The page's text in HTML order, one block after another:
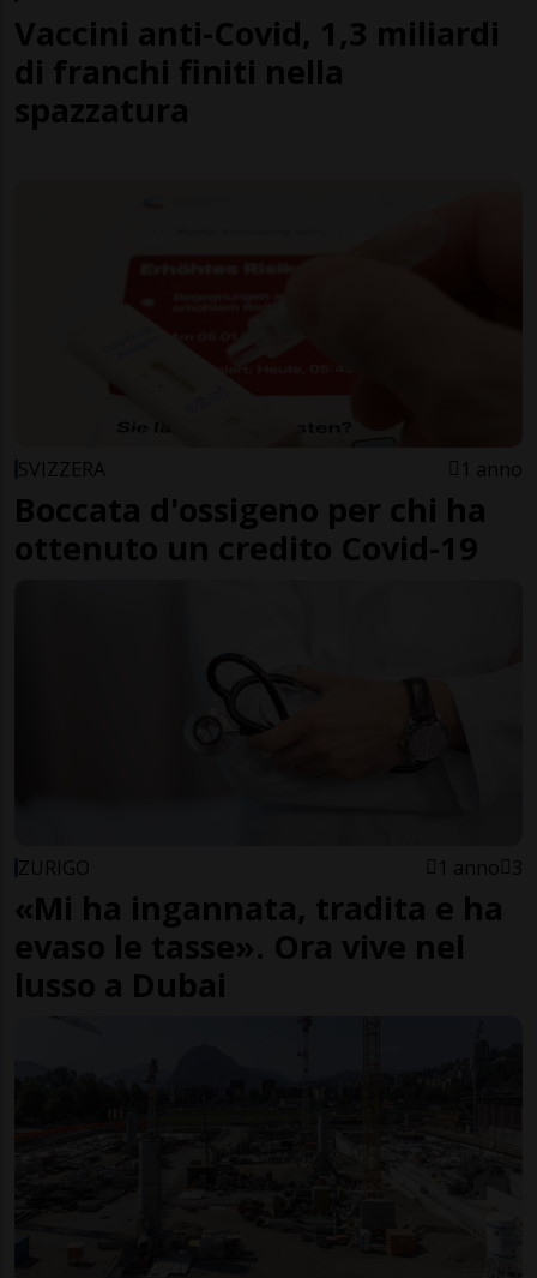
Vaccini anti-Covid, 1,3 miliardi
di franchi finiti nella
spazzatura
SVIZZERA 1 anno
Boccata d'ossigeno per chi ha
ottenuto un credito Covid-19
ZURIGO 1 anno 3
«Mi ha ingannata, tradita e ha
evaso le tasse». Ora vive nel
lusso a Dubai